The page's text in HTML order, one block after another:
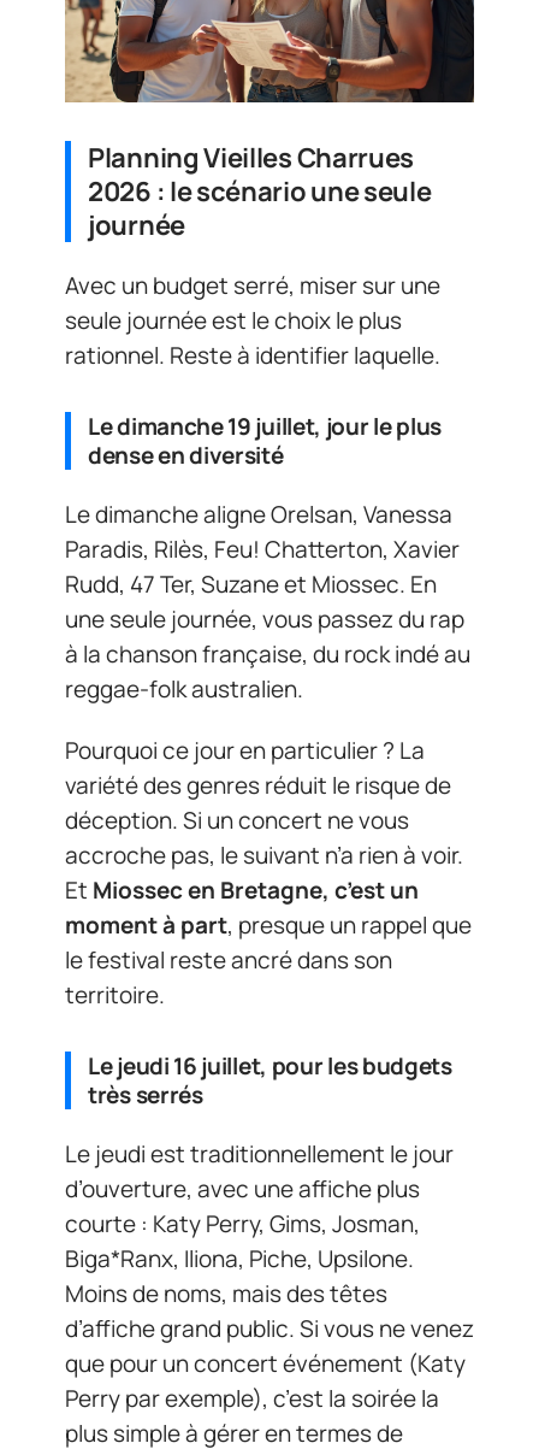
Planning Vieilles Charrues
2026 : le scénario une seule
journée
Avec un budget serré, miser sur une
seule journée est le choix le plus
rationnel. Reste à identifier laquelle.
Le dimanche 19 juillet, jour le plus
dense en diversité
Le dimanche aligne Orelsan, Vanessa
Paradis, Rilès, Feu! Chatterton, Xavier
Rudd, 47 Ter, Suzane et Miossec. En
une seule journée, vous passez du rap
à la chanson française, du rock indé au
reggae-folk australien.
Pourquoi ce jour en particulier ? La
variété des genres réduit le risque de
déception. Si un concert ne vous
accroche pas, le suivant n’a rien à voir.
Et Miossec en Bretagne, c’est un
moment à part, presque un rappel que
le festival reste ancré dans son
territoire.
Le jeudi 16 juillet, pour les budgets
très serrés
Le jeudi est traditionnellement le jour
d’ouverture, avec une affiche plus
courte : Katy Perry, Gims, Josman,
Biga*Ranx, Iliona, Piche, Upsilone.
Moins de noms, mais des têtes
d’affiche grand public. Si vous ne venez
que pour un concert événement (Katy
Perry par exemple), c’est la soirée la
plus simple à gérer en termes de